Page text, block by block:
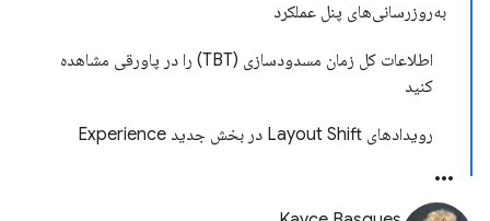
به‌روزرسانی‌های پنل عملکرد
اطلاعات کل زمان مسدودسازی (TBT) را در پاورقی مشاهده
کنید
رویدادهای Layout Shift در بخش جدید Experience